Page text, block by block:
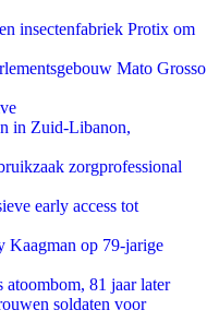
insectenfabriek Protix om
Mato Grosso
in Zuid-Libanon,
zorgprofessional
early access tot
Kaagman op 79-jarige
81 jaar later
soldaten voor